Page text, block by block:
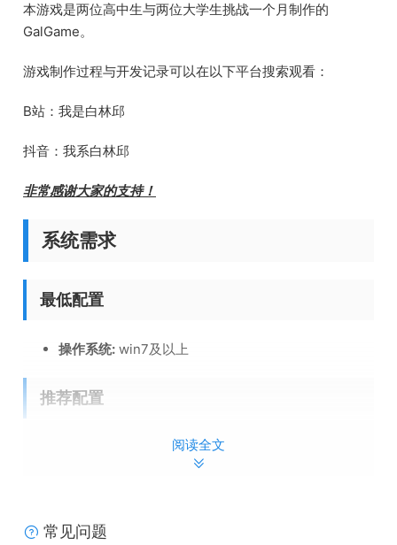
本游戏是两位高中生与两位大学生挑战一个月制作的
GalGame。
游戏制作过程与开发记录可以在以下平台搜索观看：
B站：我是白林邱
抖音：我系白林邱
非常感谢大家的支持！
系统需求
最低配置
操作系统: win7及以上
推荐配置
win10及以上阅读全文
常见问题